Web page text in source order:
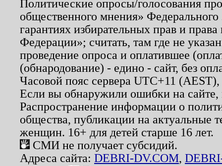
Политические опросы/голосования
общественного мнения»
гарантиях избирательных прав и
Федерации»; считать, там где не
проведение опроса и оплатившее
(обнародование) - едино - сайт, без
Часовой пояс сервера UTC+11
Если вы обнаружили ошибки на
Распространение информации о
общества, публикации на актуальные
женщин. 16+ для детей старше 16 лет.
СМИ не получает субсидий.
Адреса сайта: DEBRI-DV.COM,